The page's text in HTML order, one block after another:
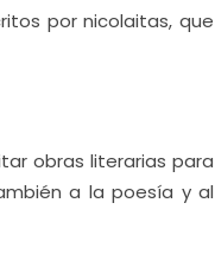
por nicolaitas, que
obras literarias para
a la poesía y al